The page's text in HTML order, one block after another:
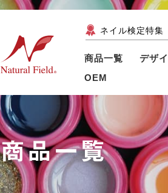
ネイル検定特集
商品一覧
デザ
OEM
商品一覧